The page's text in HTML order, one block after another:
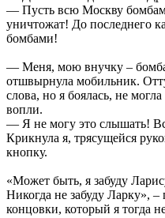
— Пусть всю Москву
уничтожат! До последнего
бомбами!
— Меня, мою внучку –
отшвырнула мобильник.
слова, но я боялась, не
вопли.
— Я не могу это слышать!
Крикнула я, трясущейся
кнопку.
«Может быть, я забуду
Никогда не забуду Ларку»,
концовки, который я тогда